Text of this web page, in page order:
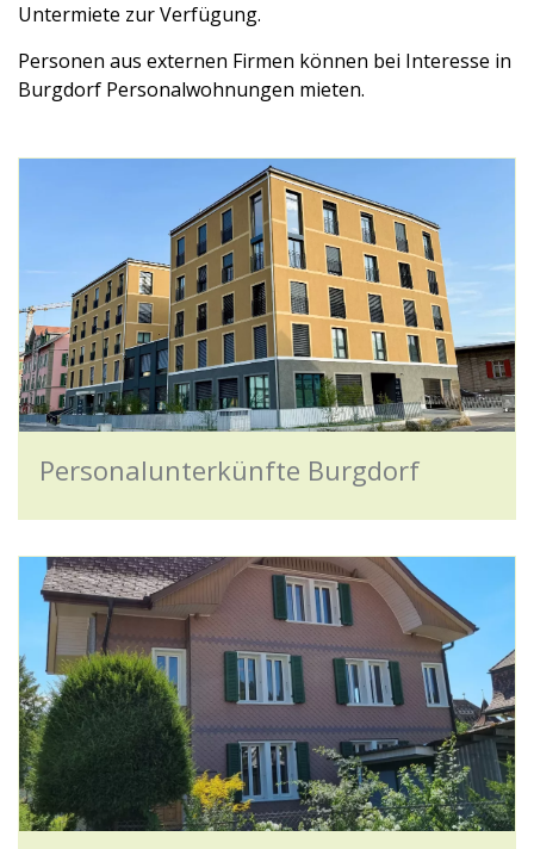
Untermiete zur Verfügung.
Personen aus externen Firmen können bei Interesse in
Burgdorf Personalwohnungen mieten.
Personalunterkünfte Burgdorf